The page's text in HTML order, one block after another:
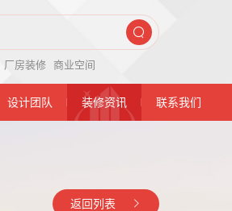
厂房装修 商业空间
设计团队 装修资讯 联系我们
返回列表